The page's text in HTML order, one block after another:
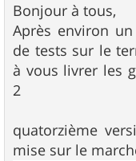
s
s
a
g
e
Bonjour à tous,
Après environ
de tests sur le
à vous livrer les
2
quatorzième
mise sur le